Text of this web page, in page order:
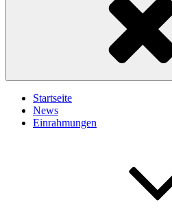
Startseite
News
Einrahmungen